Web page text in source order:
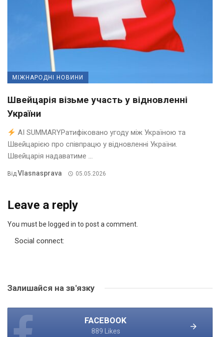
МІЖНАРОДНІ НОВИНИ
Швейцарія візьме участь у відновленні
України
AI SUMMARYРатифіковано угоду між Україною та
Швейцарією про співпрацю у відновленні України.
Швейцарія надаватиме ...
ВідVlasnasprava 05.05.2026
Leave a reply
You must be logged in to post a comment.
Social connect:
Залишайся на зв'язку
FACEBOOK
889 Likes